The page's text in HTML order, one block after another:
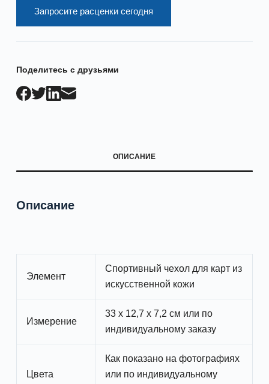
Запросите расценки сегодня
Поделитесь с друзьями
ОПИСАНИЕ
Описание
Элемент
Спортивный чехол для карт из
искусственной кожи
Измерение
33 x 12,7 x 7,2 см или по
индивидуальному заказу
Цвета
Как показано на фотографиях
или по индивидуальному